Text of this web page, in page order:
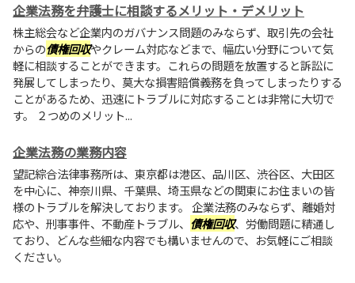
企業法務を弁護士に相談するメリット・デメリット
株主総会など企業内のガバナンス問題のみならず、取引先の会社
からの債権回収やクレーム対応などまで、幅広い分野について気
軽に相談することができます。これらの問題を放置すると訴訟に
発展してしまったり、莫大な損害賠償義務を負ってしまったりする
ことがあるため、迅速にトラブルに対応することは非常に大切で
す。 ２つめのメリット...
企業法務の業務内容
望記綜合法律事務所は、東京都は港区、品川区、渋谷区、大田区
を中心に、神奈川県、千葉県、埼玉県などの関東にお住まいの皆
様のトラブルを解決しております。 企業法務のみならず、離婚対
応や、刑事事件、不動産トラブル、 債権回収、労働問題に精通し
ており、どんな些細な内容でも構いませんので、お気軽にご相談
ください。